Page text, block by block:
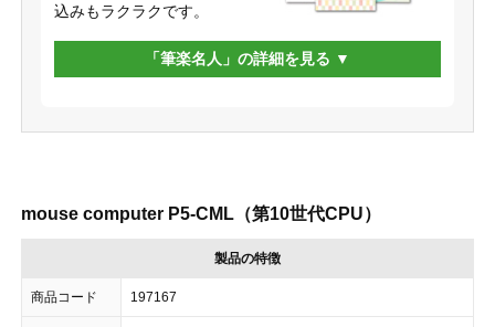
込みもラクラクです。
「筆楽名人」の詳細を見る
mouse computer P5-CML（第10世代CPU）
製品の特徴
商品コード 197167